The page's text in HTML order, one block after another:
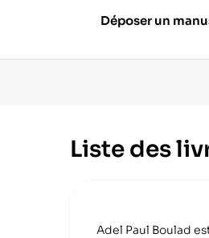
Déposer un
Liste des
Adel Paul Boulad